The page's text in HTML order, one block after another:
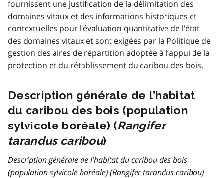
fournissent une justification de la délimitation des
domaines vitaux et des informations historiques et
contextuelles pour l’évaluation quantitative de l’état
des domaines vitaux et sont exigées par la Politique de
gestion des aires de répartition adoptée à l’appui de la
protection et du rétablissement du caribou des bois.
Description générale de l’habitat
du caribou des bois (population
sylvicole boréale) (Rangifer
tarandus caribou)
Description générale de l’habitat du caribou des bois
(population sylvicole boréale) (Rangifer tarandus caribou)